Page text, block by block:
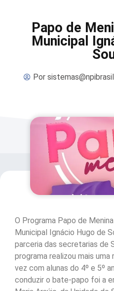
Papo de
Municipal
Por
O Programa Papo de
Municipal Ignácio Hugo de
parceria das secretarias de
programa realizou mais
vez com alunas do 4º e 5º
conduzir o bate-papo foi a